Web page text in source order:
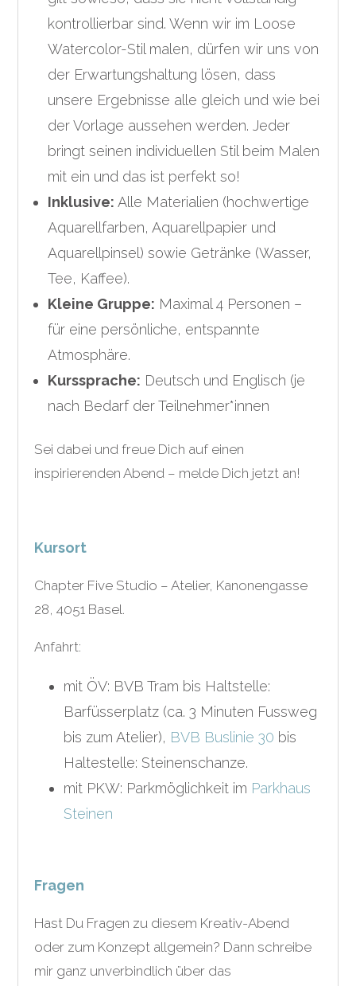
kontrollierbar sind. Wenn wir im Loose
Watercolor-Stil malen, dürfen wir uns von
der Erwartungshaltung lösen, dass
unsere Ergebnisse alle gleich und wie bei
der Vorlage aussehen werden. Jeder
bringt seinen individuellen Stil beim Malen
mit ein und das ist perfekt so!
Inklusive: Alle Materialien (hochwertige
Aquarellfarben, Aquarellpapier und
Aquarellpinsel) sowie Getränke (Wasser,
Tee, Kaffee).
Kleine Gruppe: Maximal 4 Personen –
für eine persönliche, entspannte
Atmosphäre.
Kurssprache: Deutsch und Englisch (je
nach Bedarf der Teilnehmer*innen
Sei dabei und freue Dich auf einen
inspirierenden Abend – melde Dich jetzt an!
Kursort
Chapter Five Studio – Atelier, Kanonengasse
28, 4051 Basel.
Anfahrt:
mit ÖV: BVB Tram bis Haltstelle:
Barfüsserplatz (ca. 3 Minuten Fussweg
bis zum Atelier), BVB Buslinie 30 bis
Haltestelle: Steinenschanze.
mit PKW: Parkmöglichkeit im Parkhaus
Steinen
Fragen
Hast Du Fragen zu diesem Kreativ-Abend
oder zum Konzept allgemein? Dann schreibe
mir ganz unverbindlich über das